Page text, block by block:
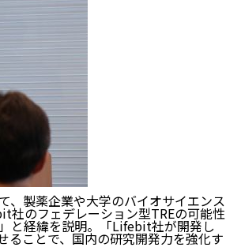
、製薬企業や大学のバイオサイエンス
社のフェデレーション型TREの可能性
と経緯を説明。「Lifebit社が開発し
ることで、国内の研究開発力を強化す